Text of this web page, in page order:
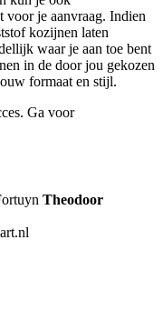
voor je aanvraag. Indien
kozijnen laten
waar je aan toe bent
in de door jou gekozen
formaat en stijl.
Ga voor
Theodoor